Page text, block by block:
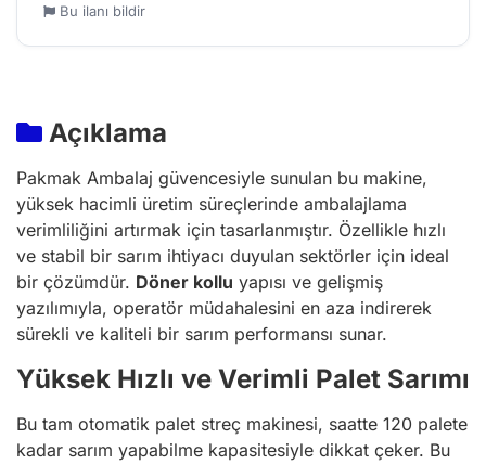
Bu ilanı bildir
Açıklama
Pakmak Ambalaj güvencesiyle sunulan bu makine,
yüksek hacimli üretim süreçlerinde ambalajlama
verimliliğini artırmak için tasarlanmıştır. Özellikle hızlı
ve stabil bir sarım ihtiyacı duyulan sektörler için ideal
bir çözümdür. Döner kollu yapısı ve gelişmiş
yazılımıyla, operatör müdahalesini en aza indirerek
sürekli ve kaliteli bir sarım performansı sunar.
Yüksek Hızlı ve Verimli Palet Sarımı
Bu tam otomatik palet streç makinesi, saatte 120 palete
kadar sarım yapabilme kapasitesiyle dikkat çeker. Bu